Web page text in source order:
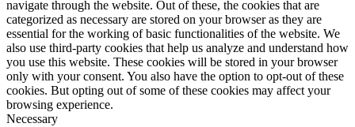
navigate through the website. Out of these, the cookies that are
categorized as necessary are stored on your browser as they are
essential for the working of basic functionalities of the website. We
also use third-party cookies that help us analyze and understand how
you use this website. These cookies will be stored in your browser
only with your consent. You also have the option to opt-out of these
cookies. But opting out of some of these cookies may affect your
browsing experience.
Necessary